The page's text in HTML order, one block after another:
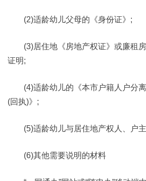
(2)适龄幼儿父母的《身份证》;
(3)居住地《房地产权证》或廉租房
证明;
(4)适龄幼儿的《本市户籍人户分离
(回执)》;
(5)适龄幼儿与居住地产权人、户主
(6)其他需要说明的材料